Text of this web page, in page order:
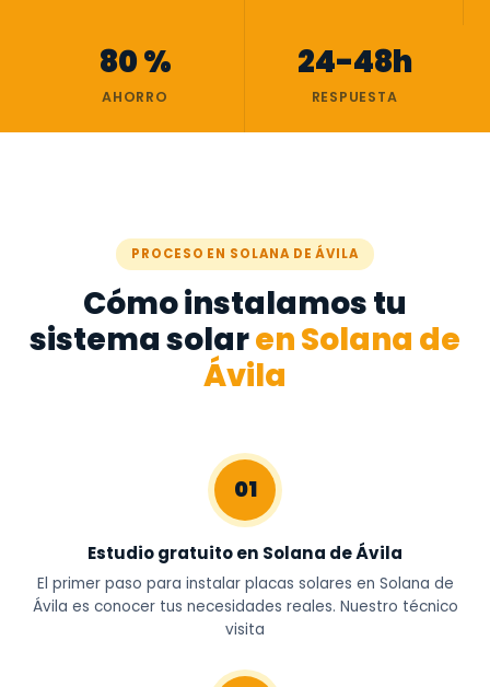
80 %
AHORRO
24-48h
RESPUESTA
PROCESO EN SOLANA DE ÁVILA
Cómo instalamos tu
sistema solaren Solana de
Ávila
01
Estudio gratuito en Solana de Ávila
El primer paso para instalar placas solares en Solana de
Ávila es conocer tus necesidades reales. Nuestro técnico
visita